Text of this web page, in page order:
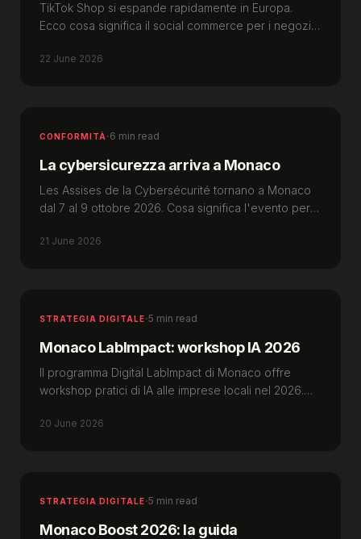
TikTok Shop si espande rapidamente in Europa.
Ecco cosa significa il social commerce per i negozi e
22 June 2026
CONFORMITÀ ·6 min read
La cybersicurezza arriva a Monaco
Les Assises de la Cybersécurité tornano a Monaco
dal 7 al 9 ottobre 2026. Cosa significa l'evento per
21 June 2026
STRATEGIA DIGITALE·5 min read
Monaco LabImpact: workshop IA 2026
Il programma Digital LabImpact di Monaco offre
workshop pratici di IA alle imprese locali nel 2026.
20 June 2026
STRATEGIA DIGITALE·5 min read
Monaco Boost 2026: la guida